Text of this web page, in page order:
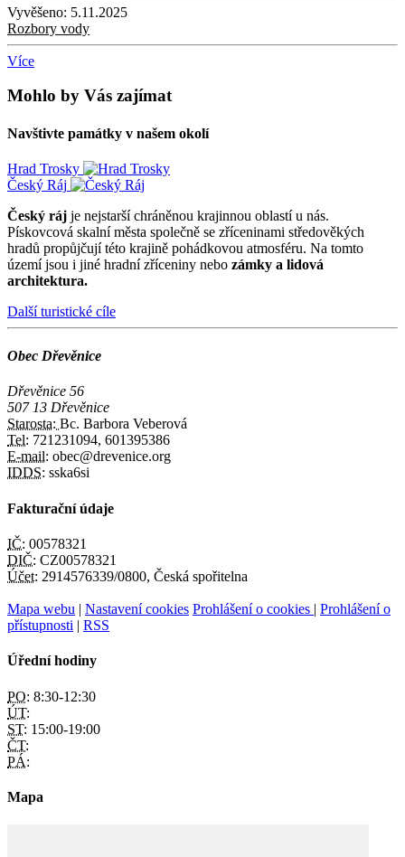
Vyvěšeno: 5.11.2025
Rozbory vody
Více
Mohlo by Vás zajímat
Navštivte památky v našem okolí
Hrad Trosky
Český Ráj
Český ráj je nejstarší chráněnou krajinnou oblastí u nás.
Pískovcová skalní města společně se zříceninami středověkých
hradů propůjčují této krajině pohádkovou atmosféru. Na tomto
území jsou i jiné hradní zříceniny nebo zámky a lidová
architektura.
Další turistické cíle
Obec Dřevěnice
Dřevěnice 56
507 13 Dřevěnice
Starosta: Bc. Barbora Veberová
Tel: 721231094, 601395386
E-mail: obec@drevenice.org
IDDS: sska6si
Fakturační údaje
IČ: 00578321
DIČ: CZ00578321
Účet: 2914576339/0800, Česká spořitelna
Mapa webu | Nastavení cookies Prohlášení o cookies | Prohlášení o
přístupnosti | RSS
Úřední hodiny
PO: 8:30-12:30
ÚT:
ST: 15:00-19:00
ČT:
PÁ:
Mapa